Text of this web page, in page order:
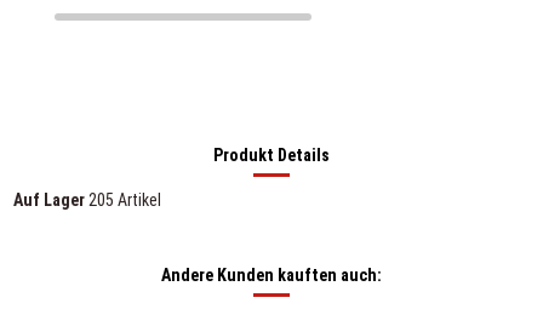
Produkt Details
Auf Lager 205 Artikel
Andere Kunden kauften auch: